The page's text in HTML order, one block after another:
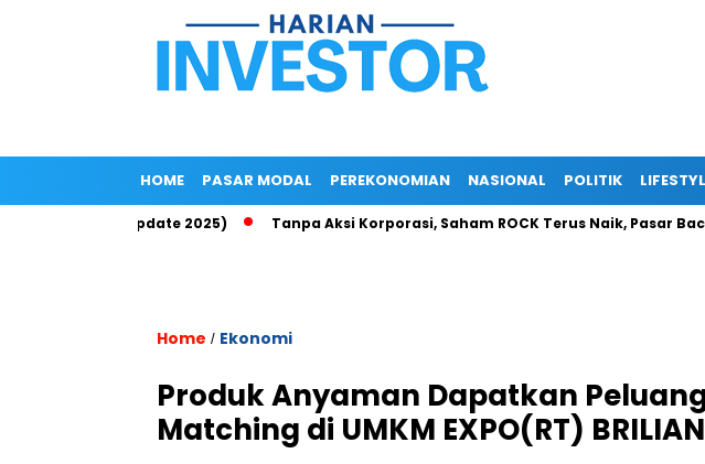
HOME PASAR MODAL PEREKONOMIAN NASIONAL POLITIK
Epayu (Update 2025) Tanpa Aksi Korporasi, Saham ROCK Terus Naik, Pasar Baca
Home / Ekonomi
Produk Anyaman Dapatkan
Matching di UMKM EXPO(RT)